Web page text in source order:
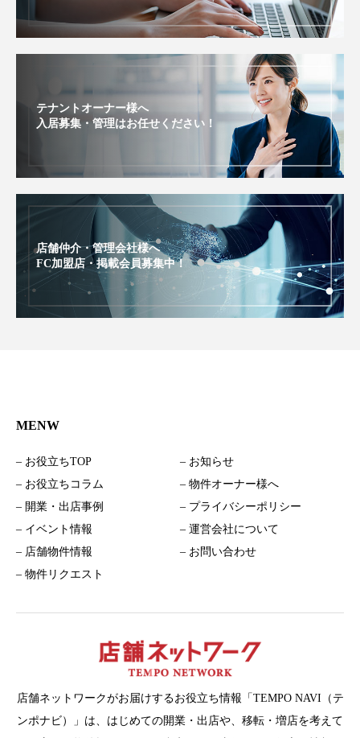
テナントオーナー様へ
入居募集・管理はお任せください！
店舗仲介・管理会社様へ
FC加盟店・掲載会員募集中！
MENW
– お役立ちTOP
– お役立ちコラム
– 開業・出店事例
– イベント情報
– 店舗物件情報
– 物件リクエスト
– お知らせ
– 物件オーナー様へ
– プライバシーポリシー
– 運営会社について
– お問い合わせ
店舗ネットワークがお届けするお役立ち情報「TEMPO NAVI（テ
ンポナビ）」は、はじめての開業・出店や、移転・増店を考えて